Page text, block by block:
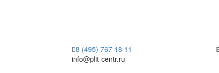
8 (495) 767 18 11
info@plit-centr.ru